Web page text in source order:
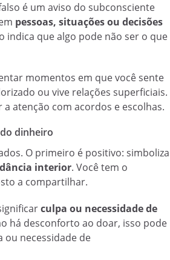
é um aviso do subconsciente
pessoas, situações ou decisões
indica que algo pode não ser o que
momentos em que você sente
ou vive relações superficiais.
atenção com acordos e escolhas.
dinheiro
O primeiro é positivo: simboliza
interior. Você tem o
a compartilhar.
culpa ou necessidade de
há desconforto ao doar, isso pode
ou necessidade de